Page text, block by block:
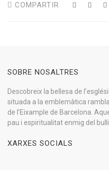
COMPARTIR
SOBRE NOSALTRES
Descobreix la bellesa de
situada a la emblemàtica
de l’Eixample de Barcelona.
pau i espiritualitat enmig del
XARXES SOCIALS